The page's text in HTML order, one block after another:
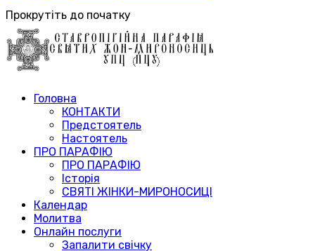
Прокрутіть до початку
Головна
КОНТАКТИ
Предстоятель
Настоятель
ПРО ПАРАФІЮ
ПРО ПАРАФІЮ
Історія
СВЯТІ ЖІНКИ-МИРОНОСИЦІ
Календар
Молитва
Онлайн послуги
Запалити свічку